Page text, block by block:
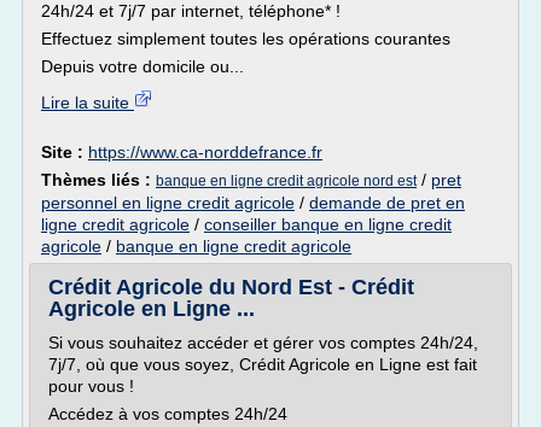
24h/24 et 7j/7 par internet, téléphone* !
Effectuez simplement toutes les opérations courantes
Depuis votre domicile ou...
Lire la suite
Site : https://www.ca-norddefrance.fr
Thèmes liés : banque en ligne credit agricole nord est/ pret
personnel en ligne credit agricole / demande de pret en
ligne credit agricole / conseiller banque en ligne credit
agricole / banque en ligne credit agricole
Crédit Agricole du Nord Est - Crédit
Agricole en Ligne ...
Si vous souhaitez accéder et gérer vos comptes 24h/24,
7j/7, où que vous soyez, Crédit Agricole en Ligne est fait
pour vous !
Accédez à vos comptes 24h/24